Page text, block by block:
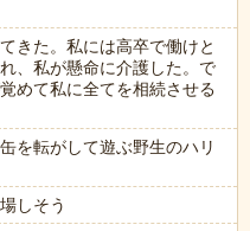
きた。私には高卒で働けと
、私が懸命に介護した。で
めて私に全てを相続させる
を転がして遊ぶ野生のハリ
しそう